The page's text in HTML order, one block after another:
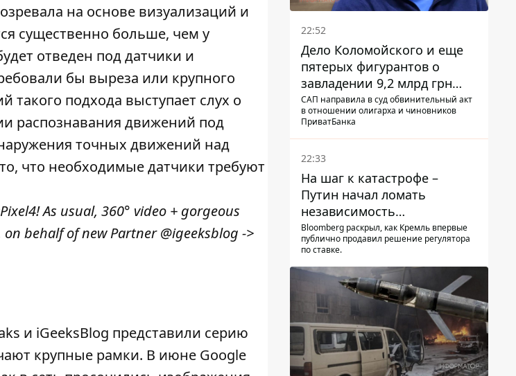
на основе визуализаций и
существенно больше, чем у
отведен под датчики и
бы выреза или крупного
подхода выступает слух о
распознавания движений под
точных движений над
что необходимые датчики требуют
! As usual, 360° video + gorgeous
on behalf of new Partner@igeeksblog ->
и iGeeksBlog представили серию
крупные рамки. В июне Google
22:52
Дело Коломойского и еще
пятерых фигурантов о
завладении 9,2 млрд грн
ПриватБанка направили в
суд
САП направила в суд обвинительный акт
в отношении олигарха и чиновников
ПриватБанка
22:33
На шаг к катастрофе –
Путин начал ломать
независимость
собственного Центробанка,
заставив снизить базовую
Bloomberg раскрыл, как Кремль впервые
публично продавил решение регулятора
по ставке.